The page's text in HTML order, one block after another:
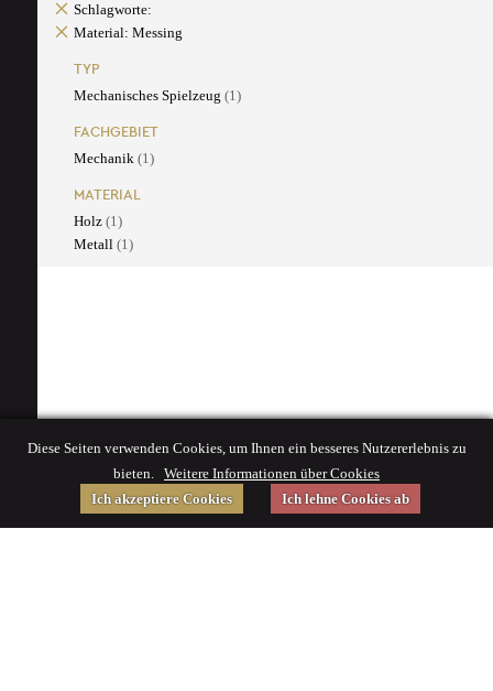
Schlagworte:
Material: Messing
TYP
Mechanisches Spielzeug (1)
FACHGEBIET
Mechanik (1)
MATERIAL
Holz (1)
Metall (1)
Diese Seiten verwenden Cookies, um Ihnen ein besseres Nutzererlebnis zu
bieten. Weitere Informationen über Cookies
Ich akzeptiere Cookies
Ich lehne Cookies ab